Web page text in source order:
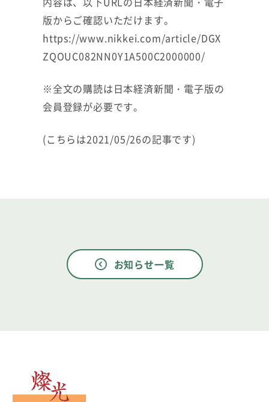
版からご確認いただけます。
https://www.nikkei.com/article/DGX
ZQOUC082NN0Y1A500C2000000/
※全文の購読は日本経済新聞・電子版の
会員登録が必要です。
(こちらは2021/05/26の記事です)
お知らせ一覧
文字工房燦光